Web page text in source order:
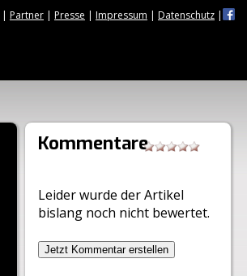
| Partner | Presse | Impressum | Datenschutz |
Kommentare
Leider wurde der Artikel
bislang noch nicht bewertet.
Jetzt Kommentar erstellen